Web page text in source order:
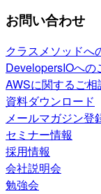
お問い合わせ
クラスメソッドへ
DevelopersIOへの
AWSに関するご相
資料ダウンロード
メールマガジン登
セミナー情報
採用情報
会社説明会
勉強会